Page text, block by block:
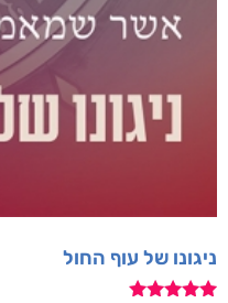
ניגונו של עוף החול